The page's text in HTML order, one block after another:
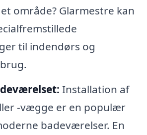
område? Glarmestre kan
til indendørs og
Installation af
-vægge er en populær
badeværelser. En